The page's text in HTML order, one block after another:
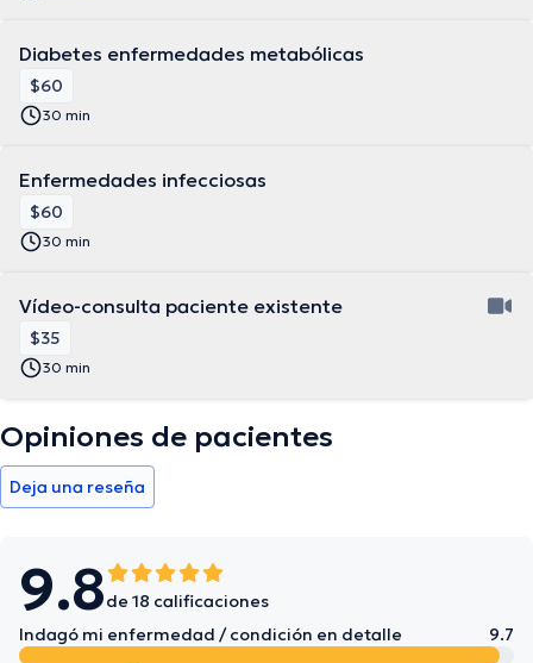
Diabetes enfermedades metabólicas
$60
30 min
Enfermedades infecciosas
$60
30 min
Vídeo-consulta paciente existente
$35
30 min
Opiniones de pacientes
Deja una reseña
9.8de 18 calificaciones
Indagó mi enfermedad / condición en detalle
9.7